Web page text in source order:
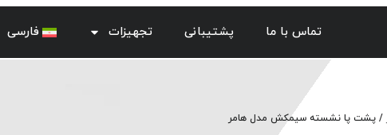
تماس با ما پشتیبانی تجهیزات فارسی
/ پشت پا نشسته سیمکش مدل هامر